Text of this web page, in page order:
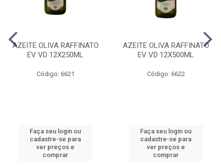
AZEITE OLIVA RAFFINATO
EV VD 12X250ML
Código: 6621
Faça seu login ou
cadastre-se para
ver preços e
comprar
AZEITE OLIVA RAFFINATO
EV VD 12X500ML
Código: 6622
Faça seu login ou
cadastre-se para
ver preços e
comprar